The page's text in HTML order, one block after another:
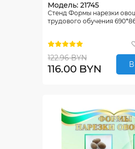
Модель: 21745
Стенд Формы нарезки
трудового обучения
122.96 BYN
116.00 BYN